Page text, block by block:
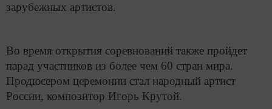
зарубежных артистов.
Во время открытия соревнований также пройдет
парад участников из более чем 60 стран мира.
Продюсером церемонии стал народный артист
России, композитор Игорь Крутой.